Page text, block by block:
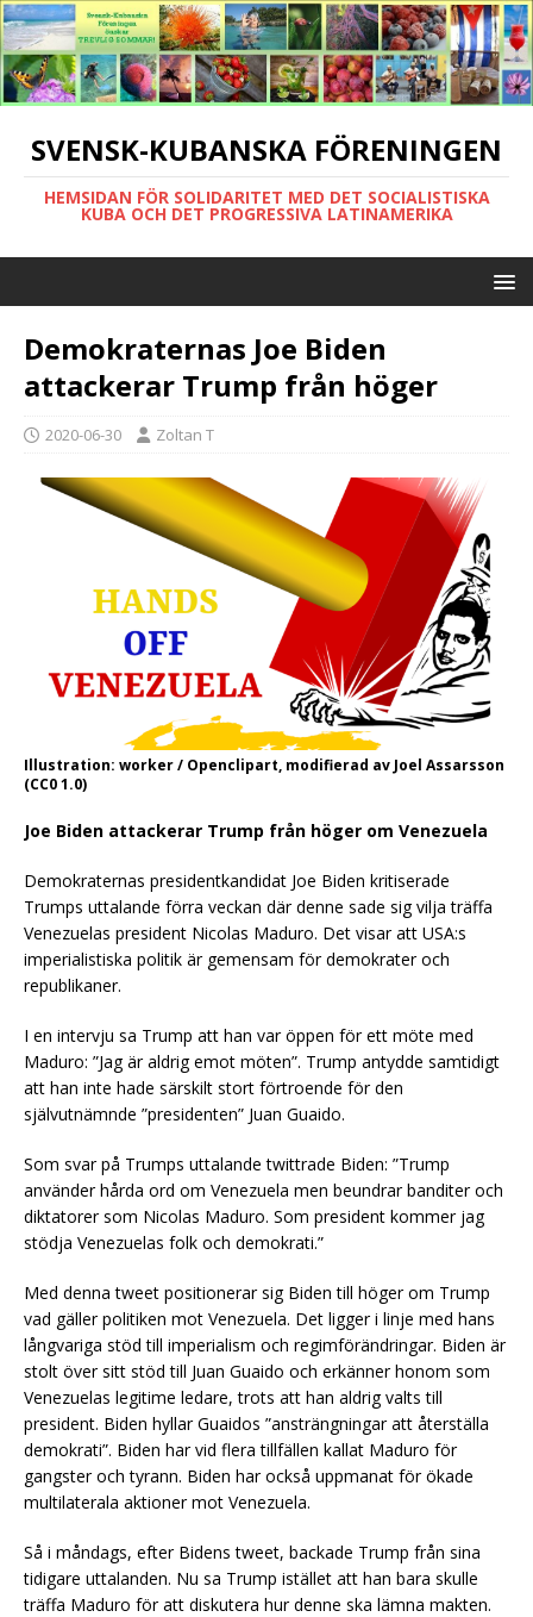
SVENSK-KUBANSKA FÖRENINGEN
HEMSIDAN FÖR SOLIDARITET MED DET SOCIALISTISKA
KUBA OCH DET PROGRESSIVA LATINAMERIKA
Demokraternas Joe Biden
attackerar Trump från höger
2020-06-30 Zoltan T
Illustration: worker / Openclipart, modifierad av Joel Assarsson
(CC0 1.0)
Joe Biden attackerar Trump från höger om Venezuela
Demokraternas presidentkandidat Joe Biden kritiserade
Trumps uttalande förra veckan där denne sade sig vilja träffa
Venezuelas president Nicolas Maduro. Det visar att USA:s
imperialistiska politik är gemensam för demokrater och
republikaner.
I en intervju sa Trump att han var öppen för ett möte med
Maduro: ”Jag är aldrig emot möten”. Trump antydde samtidigt
att han inte hade särskilt stort förtroende för den
självutnämnde ”presidenten” Juan Guaido.
Som svar på Trumps uttalande twittrade Biden: ”Trump
använder hårda ord om Venezuela men beundrar banditer och
diktatorer som Nicolas Maduro. Som president kommer jag
stödja Venezuelas folk och demokrati.”
Med denna tweet positionerar sig Biden till höger om Trump
vad gäller politiken mot Venezuela. Det ligger i linje med hans
långvariga stöd till imperialism och regimförändringar. Biden är
stolt över sitt stöd till Juan Guaido och erkänner honom som
Venezuelas legitime ledare, trots att han aldrig valts till
president. Biden hyllar Guaidos ”ansträngningar att återställa
demokrati”. Biden har vid flera tillfällen kallat Maduro för
gangster och tyrann. Biden har också uppmanat för ökade
multilaterala aktioner mot Venezuela.
Så i måndags, efter Bidens tweet, backade Trump från sina
tidigare uttalanden. Nu sa Trump istället att han bara skulle
träffa Maduro för att diskutera hur denne ska lämna makten.